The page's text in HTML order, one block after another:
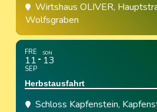
Wirtshaus OLIVER,
Wolfsgraben
FRE
11
SEP
SON
13
Herbstausfahrt
Schloss Kapfenstein,